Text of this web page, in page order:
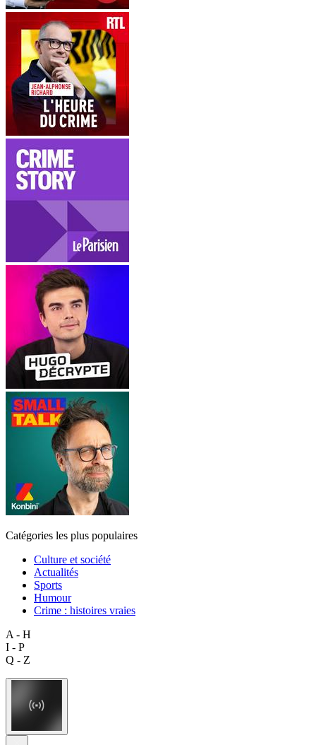
Catégories les plus populaires
Culture et société
Actualités
Sports
Humour
Crime : histoires vraies
A - H
I - P
Q - Z